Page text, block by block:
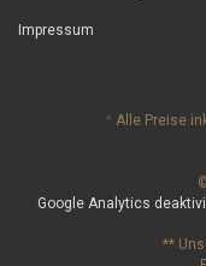
Impressum
* Alle Preise
Google Analytics
**